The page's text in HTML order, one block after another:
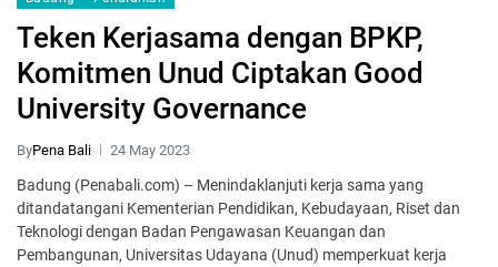
Teken Kerjasama dengan BPKP,
Komitmen Unud Ciptakan Good
University Governance
ByPena Bali 24 May 2023
Badung (Penabali.com) – Menindaklanjuti kerja sama yang
ditandatangani Kementerian Pendidikan, Kebudayaan, Riset dan
Teknologi dengan Badan Pengawasan Keuangan dan
Pembangunan, Universitas Udayana (Unud) memperkuat kerja